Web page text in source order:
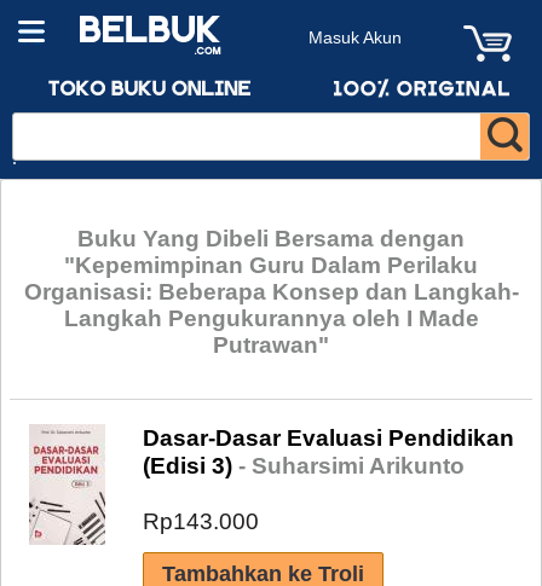
Masuk Akun
Buku Yang Dibeli Bersama dengan
"Kepemimpinan Guru Dalam Perilaku
Organisasi: Beberapa Konsep dan Langkah-
Langkah Pengukurannya oleh I Made
Putrawan"
Dasar-Dasar Evaluasi Pendidikan
(Edisi 3) - Suharsimi Arikunto
Rp143.000